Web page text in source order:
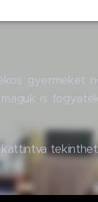
gyermeket
is